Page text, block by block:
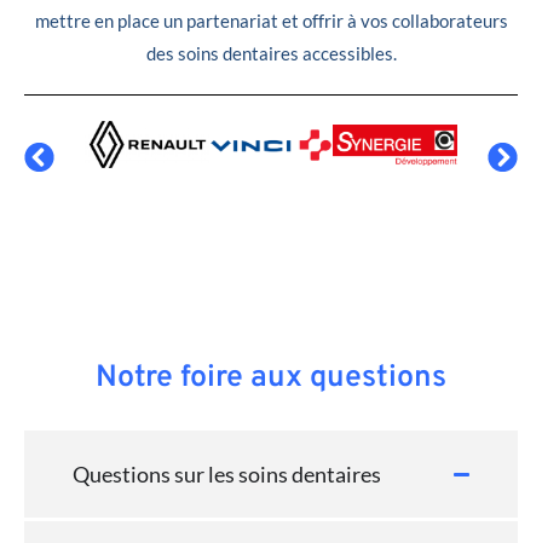
mettre en place un partenariat et offrir à vos collaborateurs
des soins dentaires accessibles.
Notre foire aux questions
Questions sur les soins dentaires